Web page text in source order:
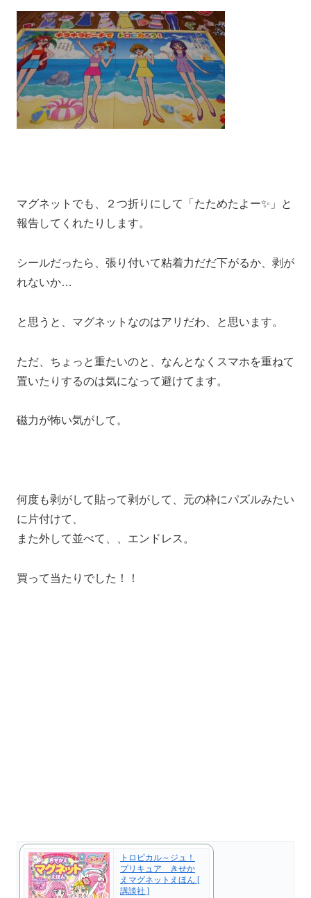
マグネットでも、２つ折りにして「たためたよー✨」と
報告してくれたりします。
シールだったら、張り付いて粘着力だだ下がるか、剥が
れないか…
と思うと、マグネットなのはアリだわ、と思います。
ただ、ちょっと重たいのと、なんとなくスマホを重ねて
置いたりするのは気になって避けてます。
磁力が怖い気がして。
何度も剥がして貼って剥がして、元の枠にパズルみたい
に片付けて、
また外して並べて、、エンドレス。
買って当たりでした！！
トロピカル～ジュ！
プリキュア きせか
えマグネットえほん [
講談社 ]